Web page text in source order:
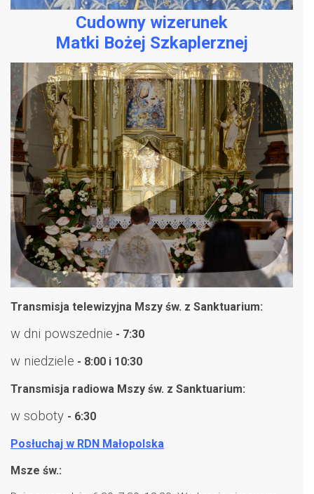
Cudowny wizerunek
Matki Bożej Szkaplerznej
Transmisja telewizyjna Mszy św. z Sanktuarium:
w dni powszednie - 7:30
w niedziele - 8:00 i 10:30
Transmisja radiowa Mszy św. z Sanktuarium:
w soboty - 6:30
Posłuchaj w RDN Małopolska
Msze św.: